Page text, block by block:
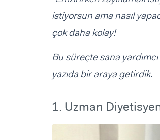
istiyorsun ama nasıl
çok daha kolay!
Bu süreçte sana
yazıda bir araya getirdik.
1. Uzman